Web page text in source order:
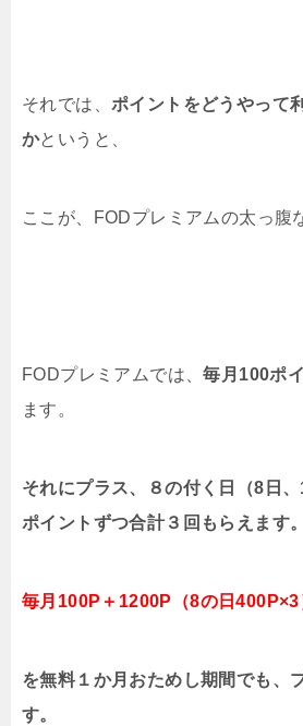
それでは、 ポイントをどうやって
かというと、
ここが、FODプレミアムの太っ腹
FODプレミアムでは、毎月100ポ
ます。
それにプラス、８の付く日（8日
ポイントずつ合計３回もらえます。
毎月100P＋1200P（8の日
を無料１か月おためし期間でも、
す。